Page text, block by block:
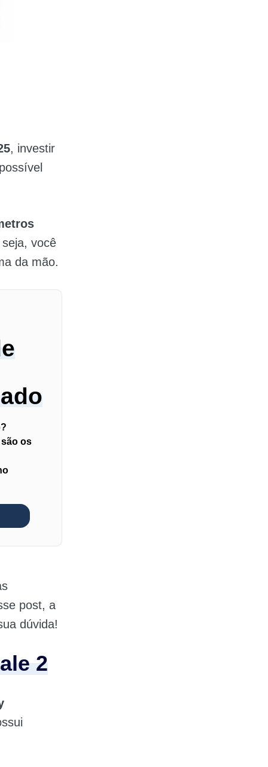
, investir
você
da mão.
os
post, a
dúvida!
2